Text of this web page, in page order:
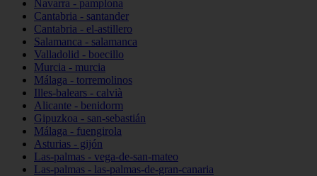
Navarra - pamplona
Cantabria - santander
Cantabria - el-astillero
Salamanca - salamanca
Valladolid - boecillo
Murcia - murcia
Málaga - torremolinos
Illes-balears - calvià
Alicante - benidorm
Gipuzkoa - san-sebastián
Málaga - fuengirola
Asturias - gijón
Las-palmas - vega-de-san-mateo
Las-palmas - las-palmas-de-gran-canaria